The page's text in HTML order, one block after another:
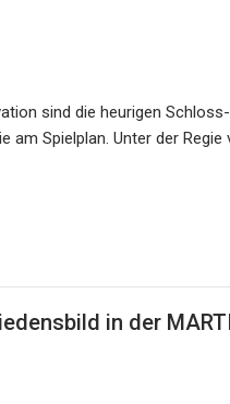
sind die heurigen
Spielplan. Unter der
in der